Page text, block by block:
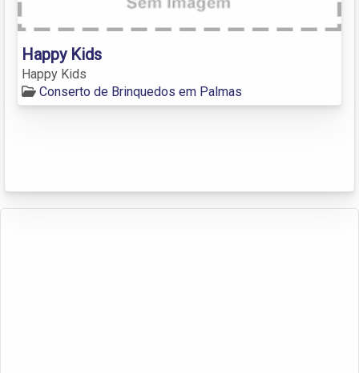
Happy Kids
Happy Kids
Conserto de Brinquedos em Palmas